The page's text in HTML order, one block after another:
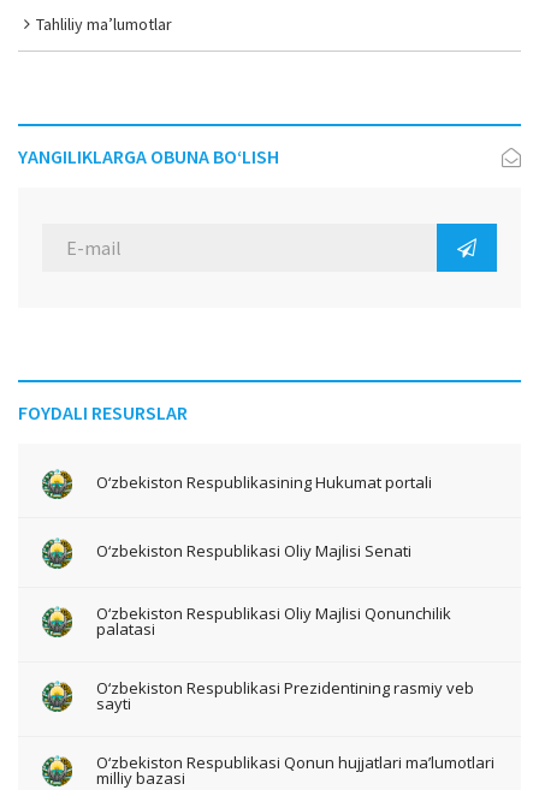
Tahliliy ma’lumotlar
YANGILIKLARGA OBUNA BO‘LISH
FOYDALI RESURSLAR
O‘zbekiston Respublikasining Hukumat portali
O‘zbekiston Respublikasi Oliy Majlisi Senati
O‘zbekiston Respublikasi Oliy Majlisi Qonunchilik
palatasi
O‘zbekiston Respublikasi Prezidentining rasmiy veb
sayti
O‘zbekiston Respublikasi Qonun hujjatlari ma’lumotlari
milliy bazasi